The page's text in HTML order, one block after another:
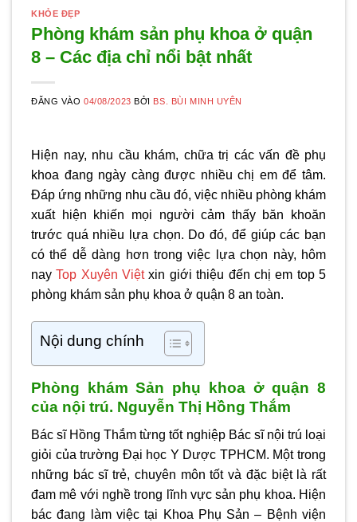
KHỎE ĐẸP
Phòng khám sản phụ khoa ở quận
8 – Các địa chỉ nổi bật nhất
ĐĂNG VÀO04/08/2023 BỞI BS. BÙI MINH UYÊN
Hiện nay, nhu cầu khám, chữa trị các vấn đề phụ
khoa đang ngày càng được nhiều chị em để tâm.
Đáp ứng những nhu cầu đó, việc nhiều phòng khám
xuất hiện khiến mọi người cảm thấy băn khoăn
trước quá nhiều lựa chọn. Do đó, để giúp các bạn
có thể dễ dàng hơn trong việc lựa chọn này, hôm
nayTop Xuyên Việtxin giới thiệu đến chị em top 5
phòng khám sản phụ khoa ở quận 8 an toàn.
Nội dung chính
Phòng khám Sản phụ khoa ở quận 8
của nội trú. Nguyễn Thị Hồng Thắm
Bác sĩ Hồng Thắm từng tốt nghiệp Bác sĩ nội trú loại
giỏi của trường Đại học Y Dược TPHCM. Một trong
những bác sĩ trẻ, chuyên môn tốt và đặc biệt là rất
đam mê với nghề trong lĩnh vực sản phụ khoa. Hiện
bác đang làm việc tại Khoa Phụ Sản – Bệnh viện